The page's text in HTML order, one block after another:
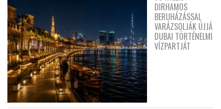
DIRHAMOS
BERUHÁZÁSSAL
VARÁZSOLJÁK ÚJJÁ
DUBAI TÖRTÉNELMI
VÍZPARTJÁT